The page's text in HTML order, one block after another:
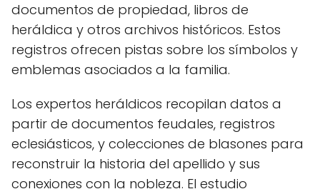
documentos de propiedad, libros de
heráldica y otros archivos históricos. Estos
registros ofrecen pistas sobre los símbolos y
emblemas asociados a la familia.
Los expertos heráldicos recopilan datos a
partir de documentos feudales, registros
eclesiásticos, y colecciones de blasones para
reconstruir la historia del apellido y sus
conexiones con la nobleza. El estudio